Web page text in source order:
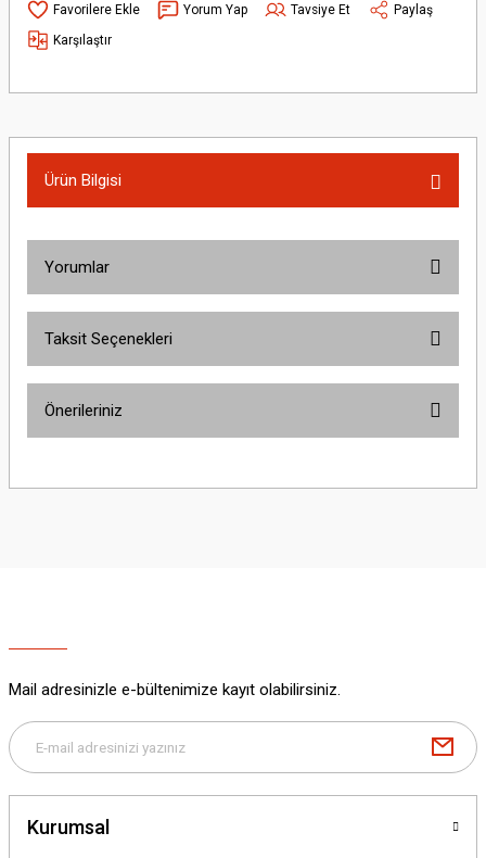
Yorum Yap Tavsiye Et
Paylaş
Karşılaştır
Ürün Bilgisi
Yorumlar
Taksit Seçenekleri
Önerileriniz
yetersiz gördüğünüz noktaları öneri formunu kullanarak tarafımıza
Bu ürüne benzer farklı alternatifler olmalı.
Mail adresinizle e-bültenimize kayıt olabilirsiniz.
Kurumsal